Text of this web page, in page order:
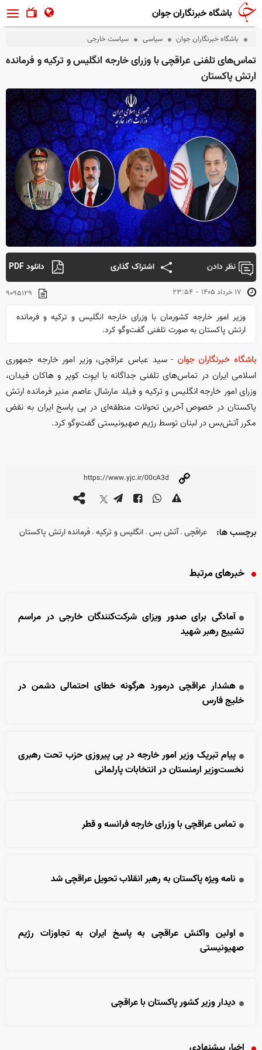
باشگاه خبرنگاران جوان
باشگاه خبرنگاران جوان سیاسی سیاست خارجی
تماس‌های تلفنی عراقچی با وزرای خارجه انگلیس و ترکیه و فرمانده
ارتش پاکستان
نظر دادن اشتراک گذاری دانلود PDF
۲۳:۵۴ - ۱۷ خرداد ۱۴۰۵ ۹۰۹۵۱۲۹
وزیر امور خارجه کشورمان با وزرای خارجه انگلیس و ترکیه و فرمانده
ارتش پاکستان به صورت تلفنی گفت‌و‌گو کرد.
باشگاه خبرنگاران جوان - سید عباس عراقچی، وزیر امور خارجه جمهوری
اسلامی ایران در تماس‌های تلفنی جداگانه با ایوِت کوپر و هاکان فیدان،
وزرای امور خارجه انگلیس و ترکیه و فیلد مارشال عاصم منیر فرمانده ارتش
پاکستان در خصوص آخرین تحولات منطقه‌ای در پی پاسخ ایران به نقض
مکرر آتش‌بس در لبنان توسط رژیم صهیونیستی گفت‌و‌گو کرد.
برچسب ها: عراقچی ، آتش بس ، انگلیس و ترکیه ، فرمانده ارتش پاکستان
خبرهای مرتبط
آمادگی برای صدور ویزای شرکت‌کنندگان خارجی در مراسم
تشییع رهبر شهید
هشدار عراقچی درمورد هرگونه خطای احتمالی دشمن در
خلیج فارس
پیام تبریک وزیر امور خارجه در پی پیروزی حزب تحت رهبری
نخست‌وزیر ارمنستان در انتخابات پارلمانی
تماس عراقچی با وزرای خارجه فرانسه و قطر
نامه ویژه پاکستان به رهبر انقلاب تحویل عراقچی شد
اولین واکنش عراقچی به پاسخ ایران به تجاوزات رژیم
صهیونیستی
دیدار وزیر کشور پاکستان با عراقچی